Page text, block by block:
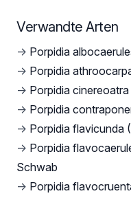
Verwandte Arten
→ Porpidia
→ Porpidia
→ Porpidia
→ Porpidia
→ Porpidia flavicunda
→ Porpidia
Schwab
→ Porpidia